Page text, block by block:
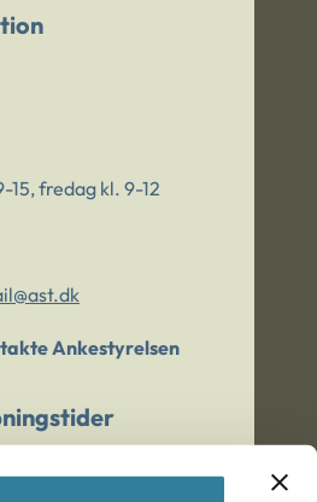
fredag kl. 9-12
Ankestyrelsen